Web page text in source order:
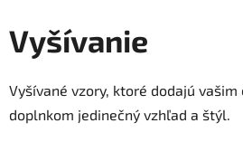
Vyšívanie
Vyšívané vzory, ktoré dodajú
doplnkom jedinečný vzhľad a štýl.